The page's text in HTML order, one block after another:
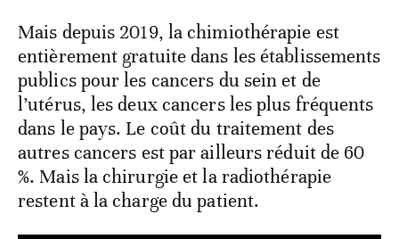
Mais depuis 2019, la chimiothérapie est
entièrement gratuite dans les établissements
publics pour les cancers du sein et de
l’utérus, les deux cancers les plus fréquents
dans le pays. Le coût du traitement des
autres cancers est par ailleurs réduit de 60
%. Mais la chirurgie et la radiothérapie
restent à la charge du patient.